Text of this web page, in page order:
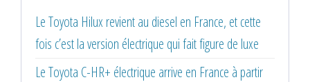
Le Toyota Hilux revient au diesel en France, et cette
fois c’est la version électrique qui fait figure de luxe
Le Toyota C-HR+ électrique arrive en France à partir